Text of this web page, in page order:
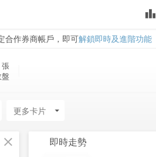
leaderboard
合作券商帳戶，即可解鎖即時及進階功能
張
arrow_drop_down
close 即時走勢